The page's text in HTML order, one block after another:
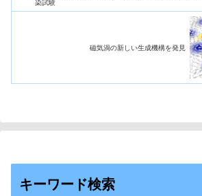
磁気渦の新しい生成機構を発見
キーワード検索